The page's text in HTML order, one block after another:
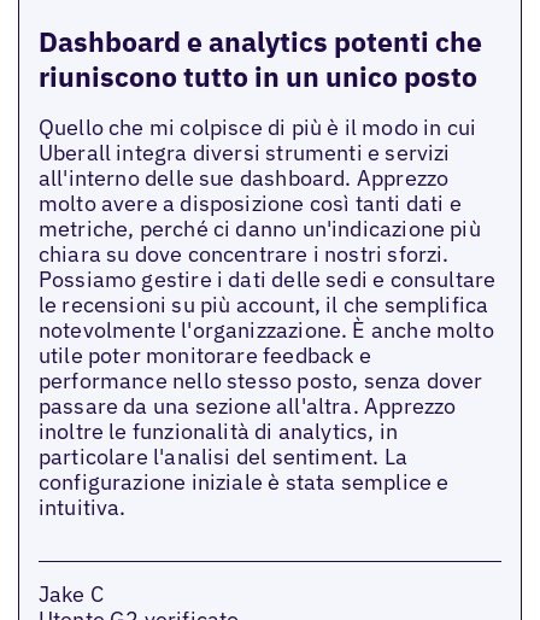
Dashboard e analytics potenti che
riuniscono tutto in un unico posto
Quello che mi colpisce di più è il modo in cui
Uberall integra diversi strumenti e servizi
all'interno delle sue dashboard. Apprezzo
molto avere a disposizione così tanti dati e
metriche, perché ci danno un'indicazione più
chiara su dove concentrare i nostri sforzi.
Possiamo gestire i dati delle sedi e consultare
le recensioni su più account, il che semplifica
notevolmente l'organizzazione. È anche molto
utile poter monitorare feedback e
performance nello stesso posto, senza dover
passare da una sezione all'altra. Apprezzo
inoltre le funzionalità di analytics, in
particolare l'analisi del sentiment. La
configurazione iniziale è stata semplice e
intuitiva.
Jake C